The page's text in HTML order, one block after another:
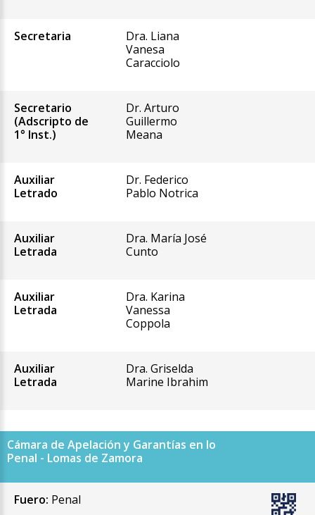
Secretaria
Dra. Liana
Vanesa
Caracciolo
Secretario
(Adscripto de
1° Inst.)
Dr. Arturo
Guillermo
Meana
Auxiliar
Letrado
Dr. Federico
Pablo Notrica
Auxiliar
Letrada
Dra. María José
Cunto
Auxiliar
Letrada
Dra. Karina
Vanessa
Coppola
Auxiliar
Letrada
Dra. Griselda
Marine Ibrahim
Cámara de Apelación y Garantías en lo
Penal - Lomas de Zamora
Fuero: Penal